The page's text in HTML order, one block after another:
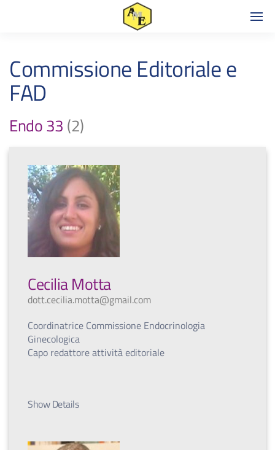
Commissione Editoriale e
FAD
Endo 33 (2)
Cecilia Motta
dott.cecilia.motta@gmail.com
Coordinatrice Commissione Endocrinologia
Ginecologica
Capo redattore attività editoriale
Show Details